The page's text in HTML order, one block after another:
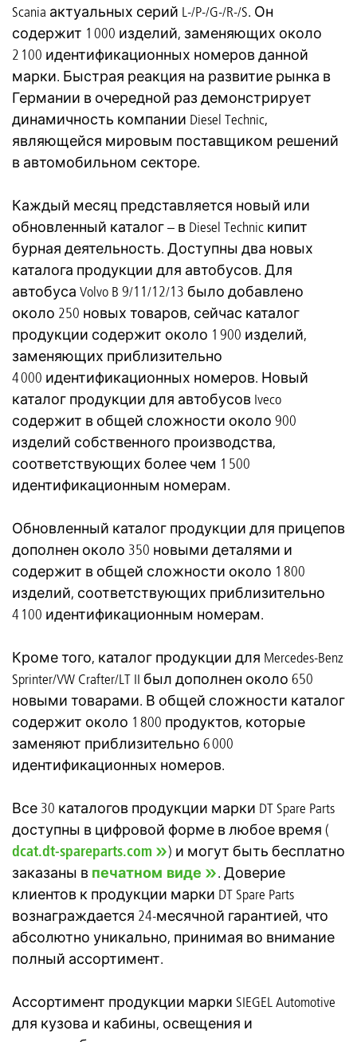
Scania актуальных серий L-/P-/G-/R-/S. Он
содержит 1 000 изделий, заменяющих около
2 100 идентификационных номеров данной
марки. Быстрая реакция на развитие рынка в
Германии в очередной раз демонстрирует
динамичность компании Diesel Technic,
являющейся мировым поставщиком решений
в автомобильном секторе.
Каждый месяц представляется новый или
обновленный каталог – в Diesel Technic кипит
бурная деятельность. Доступны два новых
каталога продукции для автобусов. Для
автобуса Volvo B 9/11/12/13 было добавлено
около 250 новых товаров, сейчас каталог
продукции содержит около 1 900 изделий,
заменяющих приблизительно
4 000 идентификационных номеров. Новый
каталог продукции для автобусов Iveco
содержит в общей сложности около 900
изделий собственного производства,
соответствующих более чем 1 500
идентификационным номерам.
Обновленный каталог продукции для прицепов
дополнен около 350 новыми деталями и
содержит в общей сложности около 1 800
изделий, соответствующих приблизительно
4 100 идентификационным номерам.
Кроме того, каталог продукции для Mercedes-Benz
Sprinter/VW Crafter/LT II был дополнен около 650
новыми товарами. В общей сложности каталог
содержит около 1 800 продуктов, которые
заменяют приблизительно 6 000
идентификационных номеров.
Все 30 каталогов продукции марки DT Spare Parts
доступны в цифровой форме в любое время (
dcat.dt-spareparts.com
) и могут быть бесплатно
заказаны в печатном виде
. Доверие
клиентов к продукции марки DT Spare Parts
вознаграждается 24-месячной гарантией, что
абсолютно уникально, принимая во внимание
полный ассортимент.
Ассортимент продукции марки SIEGEL Automotive
для кузова и кабины, освещения и